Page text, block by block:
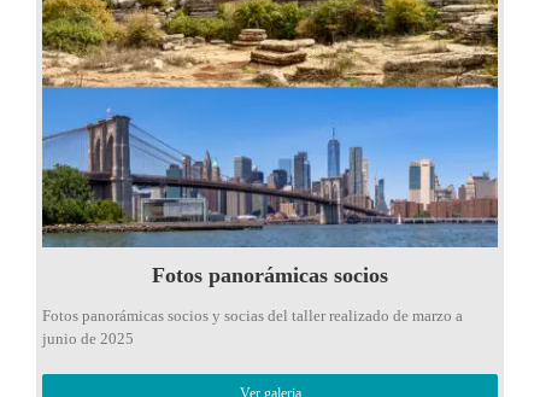
Fotos panorámicas socios
Fotos panorámicas socios y socias del taller realizado de marzo a
junio de 2025
Ver galeria